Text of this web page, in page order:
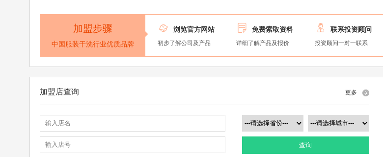
加盟步骤
中国服装干洗行业优质品牌
 浏览官方网站
初步了解公司及产品
 免费索取资料
详细了解产品及报价
 联系投资顾问
投资顾问一对一联系
加盟店查询 更多
查询